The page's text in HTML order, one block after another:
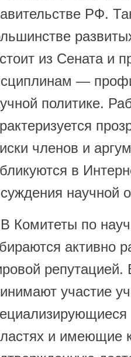
РФ.
из Сената и
—
политике.
членов и
в
научной
Комитеты по
активно
репутацией.
участие
и имеющие